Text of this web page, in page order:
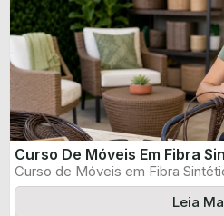
Curso De Móveis Em Fibra
Curso de Móveis em Fibra
certificado informado pelo ...
Leia